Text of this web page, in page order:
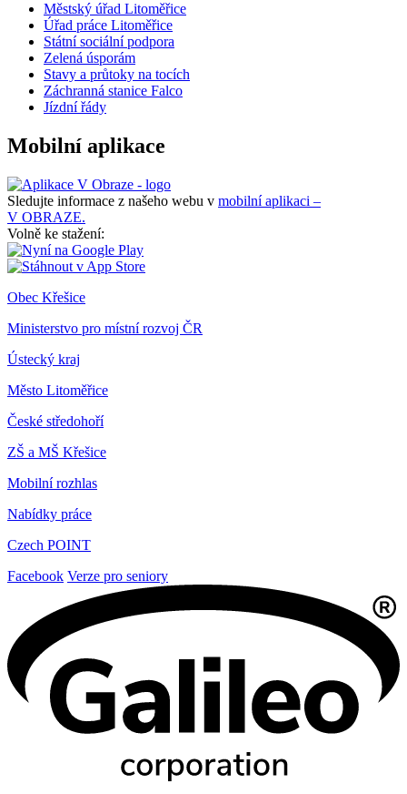
Městský úřad Litoměřice
Úřad práce Litoměřice
Státní sociální podpora
Zelená úsporám
Stavy a průtoky na tocích
Záchranná stanice Falco
Jízdní řády
Mobilní aplikace
Sledujte informace z našeho webu v mobilní aplikaci –
V OBRAZE.
Volně ke stažení:
Obec Křešice
Ministerstvo pro místní rozvoj ČR
Ústecký kraj
Město Litoměřice
České středohoří
ZŠ a MŠ Křešice
Mobilní rozhlas
Nabídky práce
Czech POINT
Facebook Verze pro seniory